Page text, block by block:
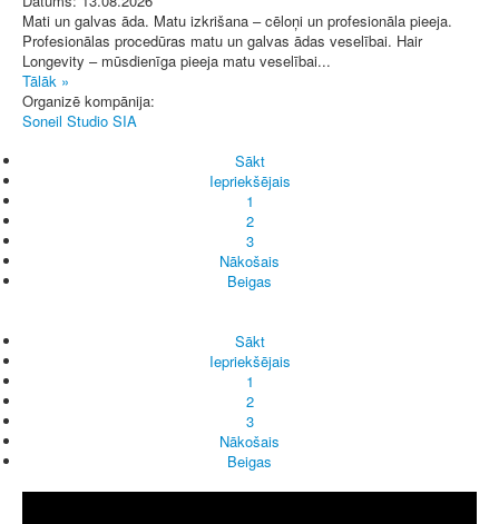
Mati un galvas āda. Matu izkrišana – cēloņi un profesionāla pieeja.
Profesionālas procedūras matu un galvas ādas veselībai. Hair
Longevity – mūsdienīga pieeja matu veselībai...
Tālāk »
Organizē kompānija:
Soneil Studio SIA
Sākt
Iepriekšējais
1
2
3
Nākošais
Beigas
Sākt
Iepriekšējais
1
2
3
Nākošais
Beigas